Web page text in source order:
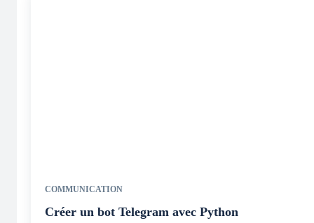
COMMUNICATION
Créer un bot Telegram avec Python